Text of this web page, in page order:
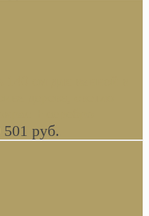
дерева, светло
+ серебро
501 руб.